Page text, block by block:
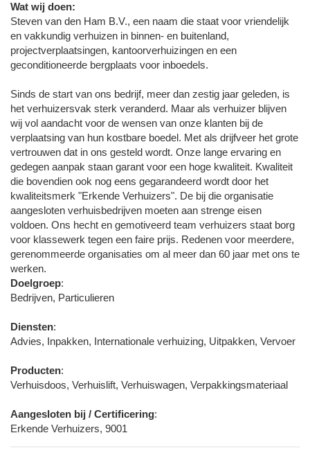
Wat wij doen:
Steven van den Ham B.V., een naam die staat voor vriendelijk
en vakkundig verhuizen in binnen- en buitenland,
projectverplaatsingen, kantoorverhuizingen en een
geconditioneerde bergplaats voor inboedels.
Sinds de start van ons bedrijf, meer dan zestig jaar geleden, is
het verhuizersvak sterk veranderd. Maar als verhuizer blijven
wij vol aandacht voor de wensen van onze klanten bij de
verplaatsing van hun kostbare boedel. Met als drijfveer het grote
vertrouwen dat in ons gesteld wordt. Onze lange ervaring en
gedegen aanpak staan garant voor een hoge kwaliteit. Kwaliteit
die bovendien ook nog eens gegarandeerd wordt door het
kwaliteitsmerk "Erkende Verhuizers". De bij die organisatie
aangesloten verhuisbedrijven moeten aan strenge eisen
voldoen. Ons hecht en gemotiveerd team verhuizers staat borg
voor klassewerk tegen een faire prijs. Redenen voor meerdere,
gerenommeerde organisaties om al meer dan 60 jaar met ons te
werken.
Doelgroep:
Bedrijven, Particulieren
Diensten:
Advies, Inpakken, Internationale verhuizing, Uitpakken, Vervoer
Producten:
Verhuisdoos, Verhuislift, Verhuiswagen, Verpakkingsmateriaal
Aangesloten bij / Certificering:
Erkende Verhuizers, 9001